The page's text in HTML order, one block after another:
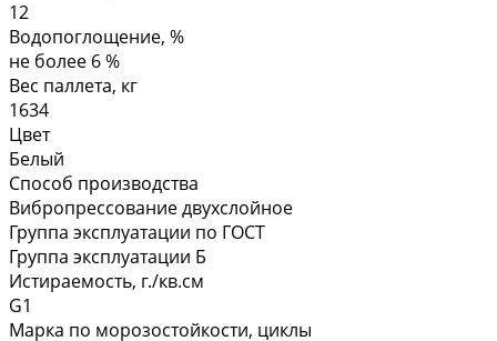
12
Водопоглощение, %
не более 6 %
Вес паллета, кг
1634
Цвет
Белый
Способ производства
Вибропрессование двухслойное
Группа эксплуатации по ГОСТ
Группа эксплуатации Б
Истираемость, г./кв.см
G1
Марка по морозостойкости, циклы